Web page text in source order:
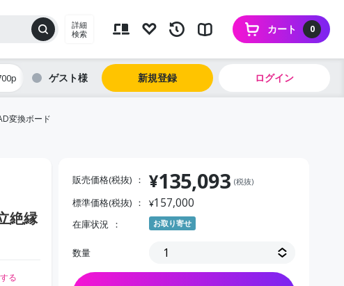
詳細
検索
0
カート
ゲスト 新規登録 ログイン
変換ボード
絶縁
る
販売価格(税抜) ¥135,093 (税抜)
標準価格(税抜) ¥157,000
在庫状況 お取り寄せ
数量